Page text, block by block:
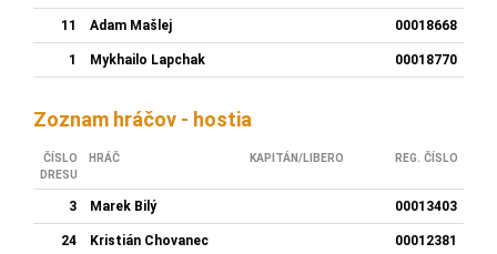
11 Adam Mašlej 00018668
1 Mykhailo Lapchak 00018770
Zoznam hráčov - hostia
ČÍSLO
DRESU
HRÁČ KAPITÁN/LIBERO REG. ČÍSLO
3 Marek Bilý 00013403
24 Kristián Chovanec 00012381